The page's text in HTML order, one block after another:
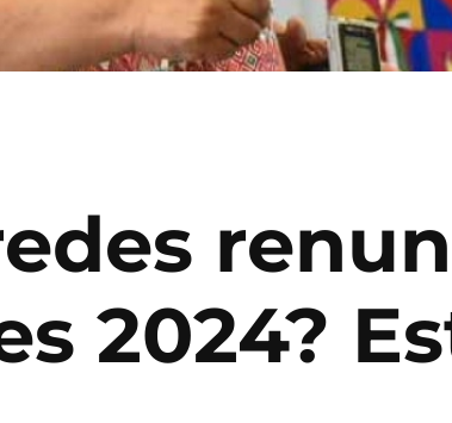
2024?